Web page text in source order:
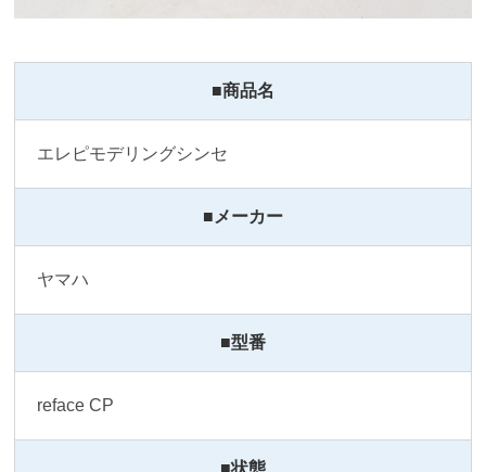
■商品名
エレピモデリングシンセ
■メーカー
ヤマハ
■型番
reface CP
■状態